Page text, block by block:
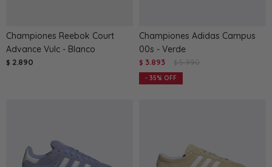
Championes Reebok Court
Advance Vulc - Blanco
$ 2.890
Championes Adidas Campus
00s - Verde
$ 3.893 $ 5.990
35